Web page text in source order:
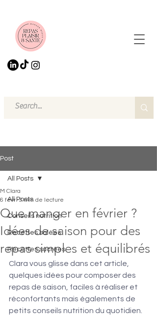
Post
All Posts
Conseils nutrition
Recettes salées
Recettes sucrées
All Posts
Que manger en février ?
Idées de saison pour des
repas simples et équilibrés
M Clara
6 févr. 3 min de lecture
Clara vous glisse dans cet article,
quelques idées pour composer des
repas de saison, faciles à réaliser et
réconfortants mais égalements de
petits conseils nutrition du quotidien.